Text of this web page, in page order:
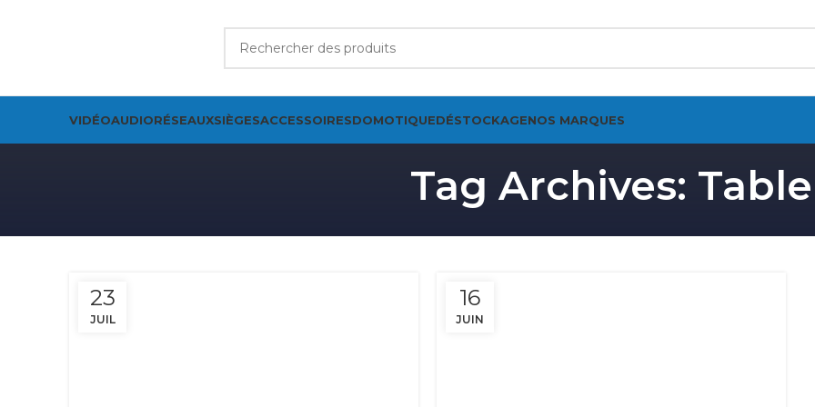
VIDÉOAUDIORÉSEAUXSIÈGESACCESSOIRESDOMOTIQUEDÉSTOCKAGENOS MARQUES
Tag Archives: Table
23
JUIL
16
JUIN